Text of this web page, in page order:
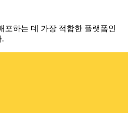
포하는 데 가장 적합한 플랫폼인
.